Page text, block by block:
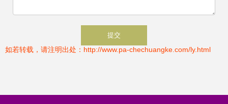
如若转载，请注明出处：http://www.pa-chechuangke.com/ly.html